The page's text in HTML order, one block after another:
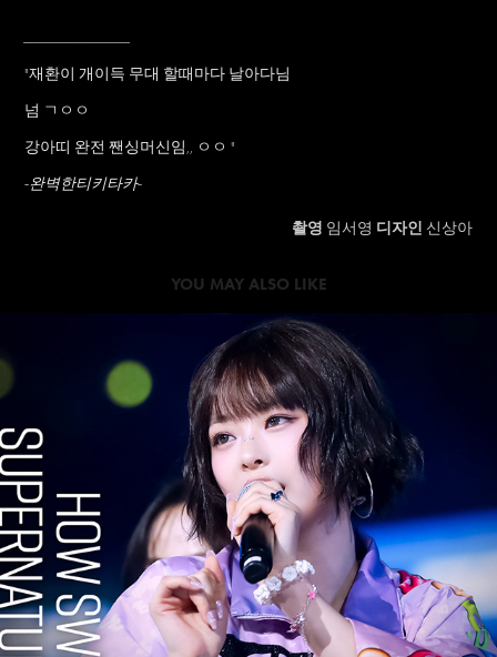
"재환이 개이득 무대 할때마다 날아다님
넘 ㄱㅇㅇ
강아띠 완전 짼싱머신임,, ㅇㅇ "
-완벽한티키타카-
촬영 임서영 디자인 신상아
YOU MAY ALSO LIKE
2024
NEWJEANS